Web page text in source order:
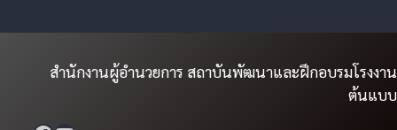
สำนักงานผู้อำนวยการ สถาบันพัฒนาและฝึกอบรมโรงงาน
ต้นแบบ